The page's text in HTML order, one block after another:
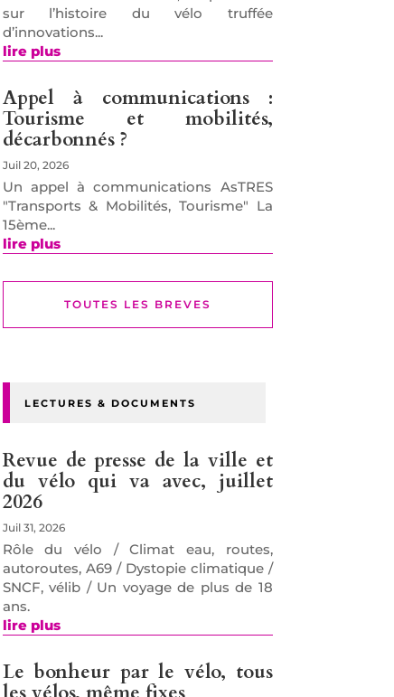
sur l’histoire du vélo truffée
d’innovations...
lire plus
Appel à communications :
Tourisme et mobilités,
décarbonnés ?
Juil 20, 2026
Un appel à communications AsTRES
"Transports & Mobilités, Tourisme" La
15ème...
lire plus
TOUTES LES BREVES
LECTURES & DOCUMENTS
Revue de presse de la ville et
du vélo qui va avec, juillet
2026
Juil 31, 2026
Rôle du vélo / Climat eau, routes,
autoroutes, A69 / Dystopie climatique /
SNCF, vélib / Un voyage de plus de 18
ans.
lire plus
Le bonheur par le vélo, tous